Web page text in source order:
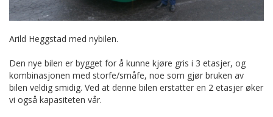
Arild Heggstad med nybilen.
Den nye bilen er bygget for å kunne kjøre gris i 3 etasjer, og
kombinasjonen med storfe/småfe, noe som gjør bruken av
bilen veldig smidig. Ved at denne bilen erstatter en 2 etasjer øker
vi også kapasiteten vår.